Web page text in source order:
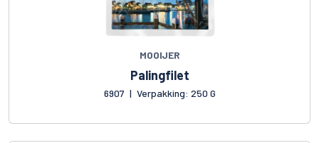
MOOIJER
Palingfilet
6907 | Verpakking: 250 G